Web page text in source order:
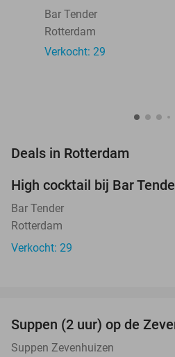
Bar Tender
Rotterdam
Verkocht: 29
Deals in Rotterdam
High cocktail bij Bar
Bar Tender
Rotterdam
Verkocht: 29
NEW
TODAY
Suppen (2 uur) op de
Suppen Zevenhuizen